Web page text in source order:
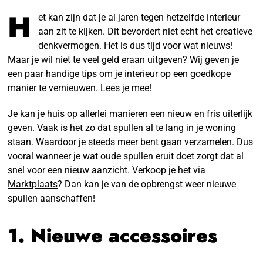
H
et kan zijn dat je al jaren tegen hetzelfde interieur
aan zit te kijken. Dit bevordert niet echt het creatieve
denkvermogen. Het is dus tijd voor wat nieuws!
Maar je wil niet te veel geld eraan uitgeven? Wij geven je
een paar handige tips om je interieur op een goedkope
manier te vernieuwen. Lees je mee!
Je kan je huis op allerlei manieren een nieuw en fris uiterlijk
geven. Vaak is het zo dat spullen al te lang in je woning
staan. Waardoor je steeds meer bent gaan verzamelen. Dus
vooral wanneer je wat oude spullen eruit doet zorgt dat al
snel voor een nieuw aanzicht. Verkoop je het via
Marktplaats? Dan kan je van de opbrengst weer nieuwe
spullen aanschaffen!
1. Nieuwe accessoires